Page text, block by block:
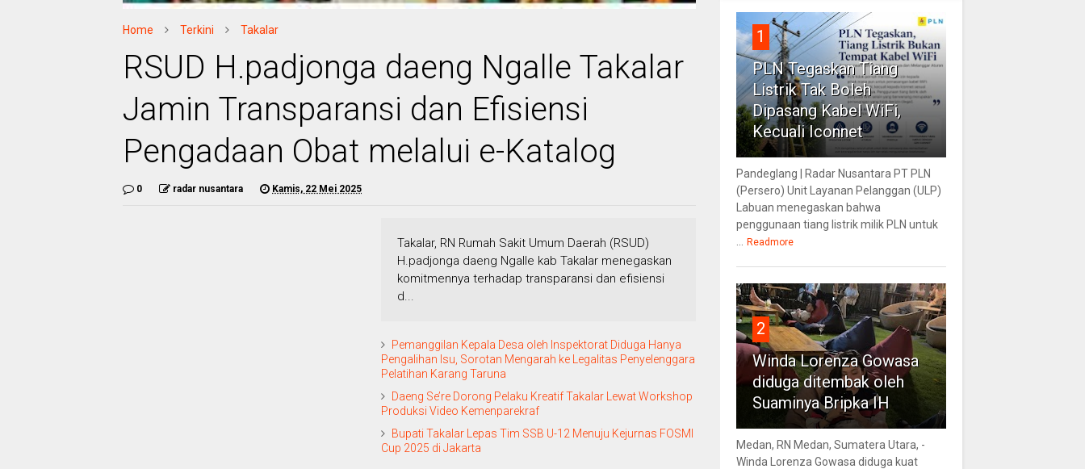
Home Terkini Takalar
RSUD H.padjonga daeng Ngalle Takalar
Jamin Transparansi dan Efisiensi
Pengadaan Obat melalui e-Katalog
0 radar nusantara Kamis, 22 Mei 2025
Takalar, RN Rumah Sakit Umum Daerah (RSUD)
H.padjonga daeng Ngalle kab Takalar menegaskan
komitmennya terhadap transparansi dan efisiensi
d...
Pemanggilan Kepala Desa oleh Inspektorat Diduga Hanya
Pengalihan Isu, Sorotan Mengarah ke Legalitas Penyelenggara
Pelatihan Karang Taruna
Daeng Se’re Dorong Pelaku Kreatif Takalar Lewat Workshop
Produksi Video Kemenparekraf
Bupati Takalar Lepas Tim SSB U-12 Menuju Kejurnas FOSMI
Cup 2025 di Jakarta
1
PLN Tegaskan Tiang
Listrik Tak Boleh
Dipasang Kabel WiFi,
Kecuali Iconnet
Pandeglang | Radar Nusantara PT PLN
(Persero) Unit Layanan Pelanggan (ULP)
Labuan menegaskan bahwa
penggunaan tiang listrik milik PLN untuk
Readmore
2
Winda Lorenza Gowasa
diduga ditembak oleh
Suaminya Bripka IH
Medan, RN Medan, Sumatera Utara, -
Winda Lorenza Gowasa diduga kuat